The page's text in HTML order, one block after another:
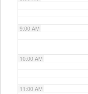
9:00 AM
10:00 AM
11:00 AM